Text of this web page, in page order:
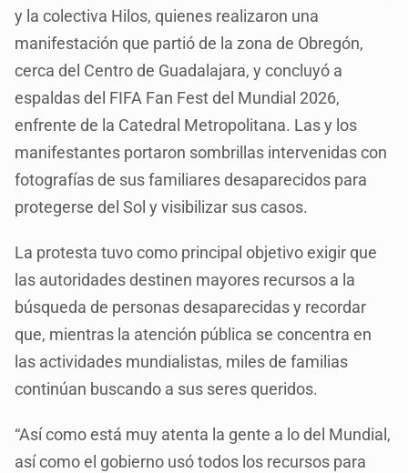
y la colectiva Hilos, quienes realizaron una
manifestación que partió de la zona de Obregón,
cerca del Centro de Guadalajara, y concluyó a
espaldas del FIFA Fan Fest del Mundial 2026,
enfrente de la Catedral Metropolitana. Las y los
manifestantes portaron sombrillas intervenidas con
fotografías de sus familiares desaparecidos para
protegerse del Sol y visibilizar sus casos.
La protesta tuvo como principal objetivo exigir que
las autoridades destinen mayores recursos a la
búsqueda de personas desaparecidas y recordar
que, mientras la atención pública se concentra en
las actividades mundialistas, miles de familias
continúan buscando a sus seres queridos.
“Así como está muy atenta la gente a lo del Mundial,
así como el gobierno usó todos los recursos para